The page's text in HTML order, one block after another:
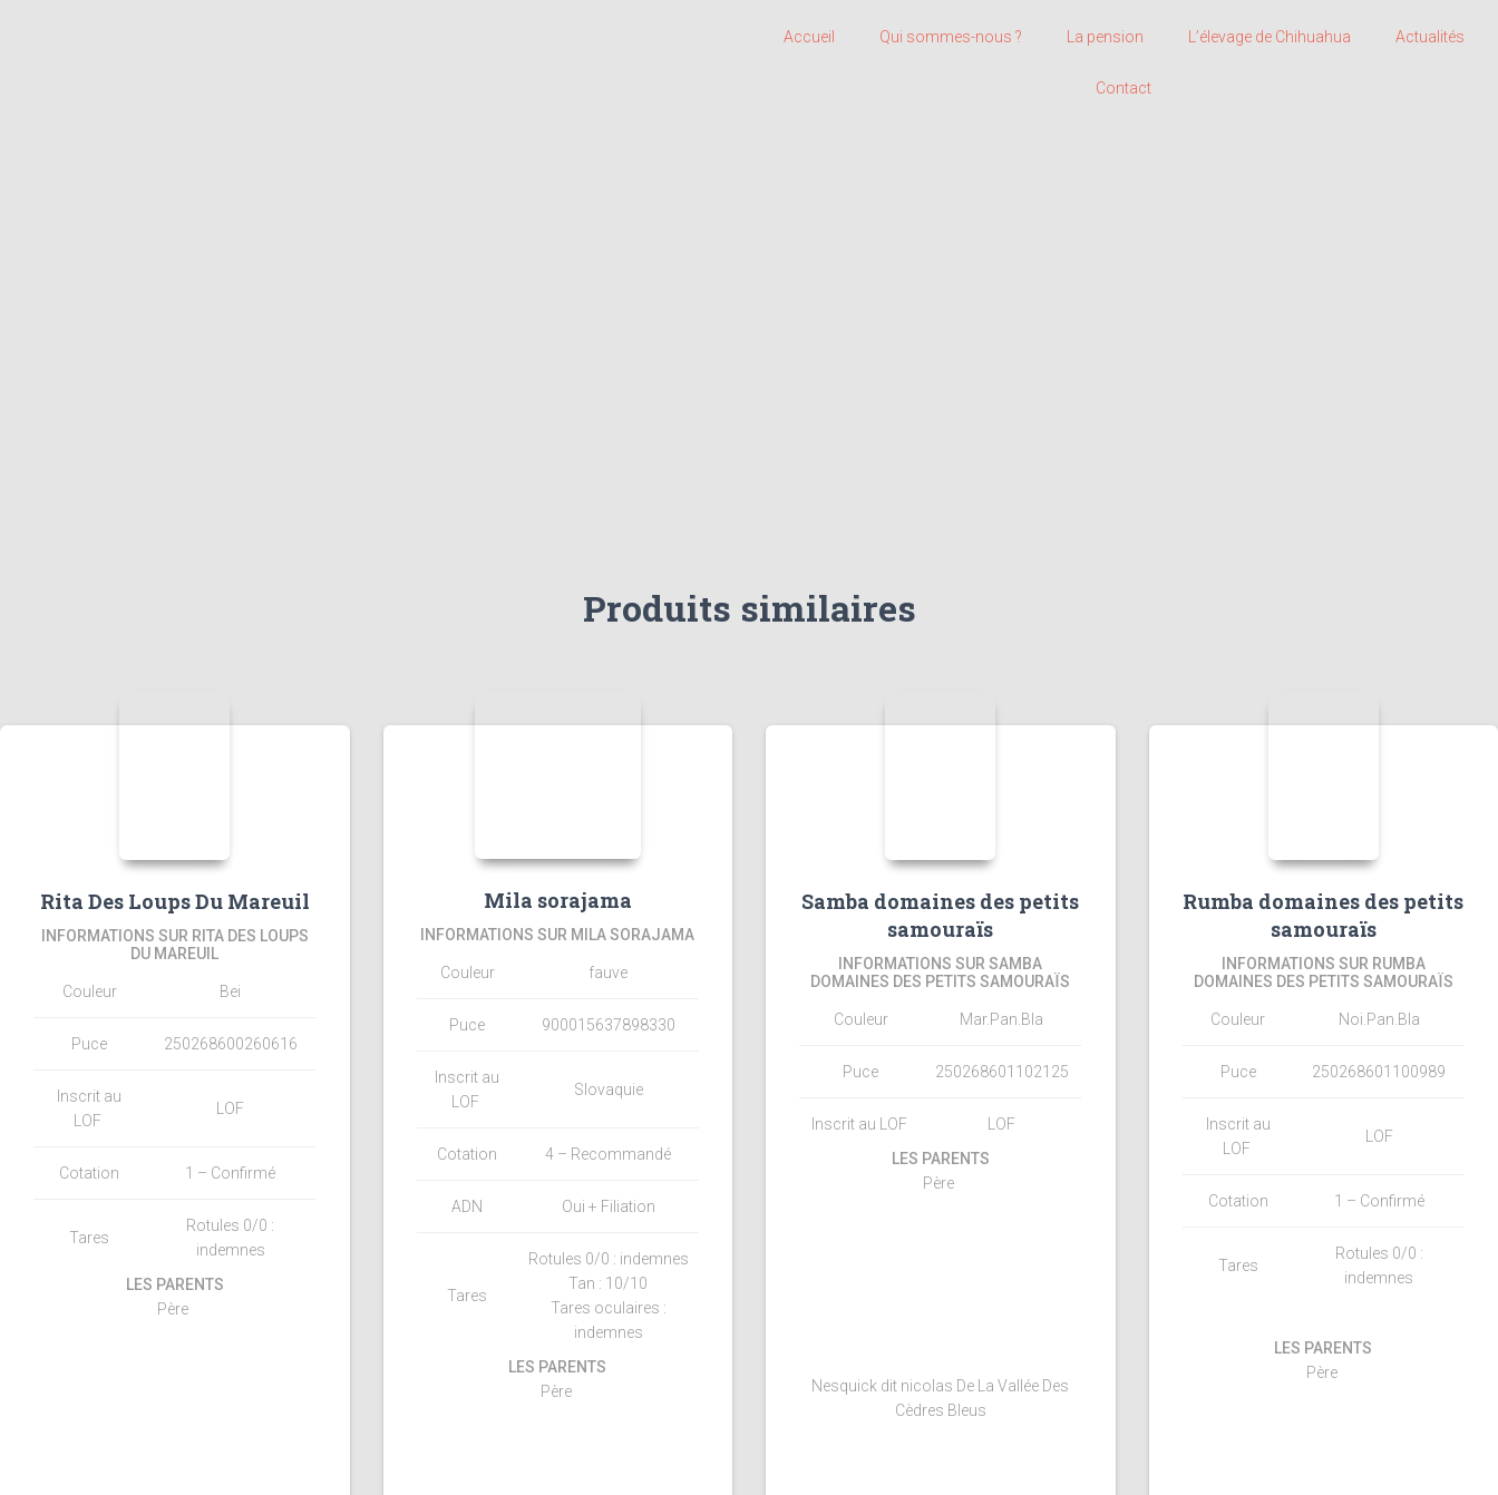
Accueil Qui sommes-nous ? La pension L’élevage de Chihuahua Actualités
Contact
Produits similaires
Rita Des Loups Du Mareuil
INFORMATIONS SUR RITA DES LOUPS
DU MAREUIL
Couleur Bei
Puce 250268600260616
Inscrit au
LOF
LOF
Cotation 1 – Confirmé
Tares
Rotules 0/0 :
indemnes
LES PARENTS
Père
Mila sorajama
INFORMATIONS SUR MILA SORAJAMA
Couleur fauve
Puce 900015637898330
Inscrit au
LOF
Slovaquie
Cotation 4 – Recommandé
ADN Oui + Filiation
Tares
Rotules 0/0 : indemnes
Tan : 10/10
Tares oculaires :
indemnes
LES PARENTS
Père
Samba domaines des petits
samouraïs
INFORMATIONS SUR SAMBA
DOMAINES DES PETITS SAMOURAÏS
Couleur Mar.Pan.Bla
Puce 250268601102125
Inscrit au LOF
LOF
LES PARENTS
Père
Nesquick dit nicolas De La Vallée Des
Cèdres Bleus
Rumba domaines des petits
samouraïs
INFORMATIONS SUR RUMBA
DOMAINES DES PETITS SAMOURAÏS
Couleur Noi.Pan.Bla
Puce 250268601100989
Inscrit au
LOF
LOF
Cotation 1 – Confirmé
Tares
Rotules 0/0 :
indemnes
LES PARENTS
Père